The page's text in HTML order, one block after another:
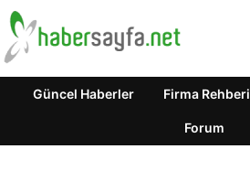
Güncel Haberler Firma Rehberi
Forum